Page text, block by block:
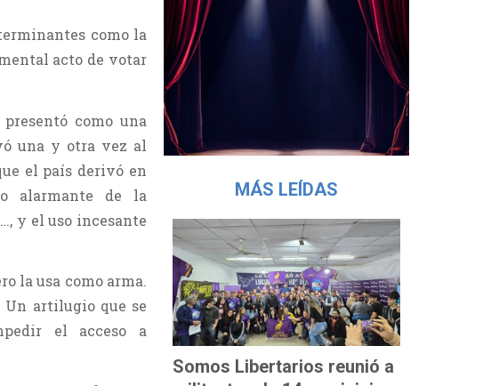
como la
acto de votar
como una
una y otra vez al
el país derivó en
alarmante de la
y el uso incesante
la usa como arma.
artilugio que se
el acceso a
MÁS LEÍDAS
Somos Libertarios reunió a